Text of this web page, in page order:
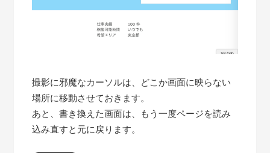
撮影に邪魔なカーソルは、どこか画面に映らない
場所に移動させておきます。
あと、書き換えた画面は、もう一度ページを読み
込み直すと元に戻ります。